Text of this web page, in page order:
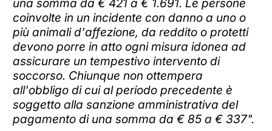
coinvolte in un incidente con danno a uno o
più animali d'affezione, da reddito o protetti
devono porre in atto ogni misura idonea ad
assicurare un tempestivo intervento di
soccorso. Chiunque non ottempera
all'obbligo di cui al periodo precedente è
soggetto alla sanzione amministrativa del
pagamento di una somma da € 85 a € 337".